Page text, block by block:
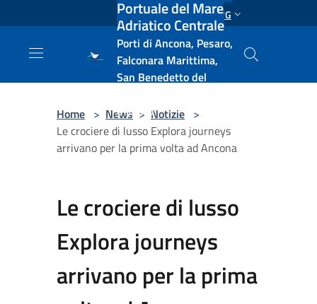
Salta al contenuto principale ENG
Portuale del Mare
Adriatico Centrale
Porti di Ancona, Pesaro,
Falconara Marittima,
San Benedetto del
e Vasto
Home > News > Notizie >
Le crociere di lusso Explora journeys
arrivano per la prima volta ad Ancona
Le crociere di lusso
Explora journeys
arrivano per la prima